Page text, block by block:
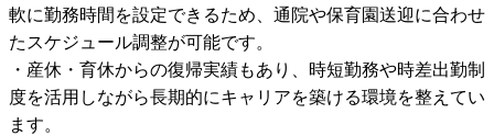
軟に勤務時間を設定できるため、通院や保育園送迎に合わせ
たスケジュール調整が可能です。
・産休・育休からの復帰実績もあり、時短勤務や時差出勤制
度を活用しながら長期的にキャリアを築ける環境を整えてい